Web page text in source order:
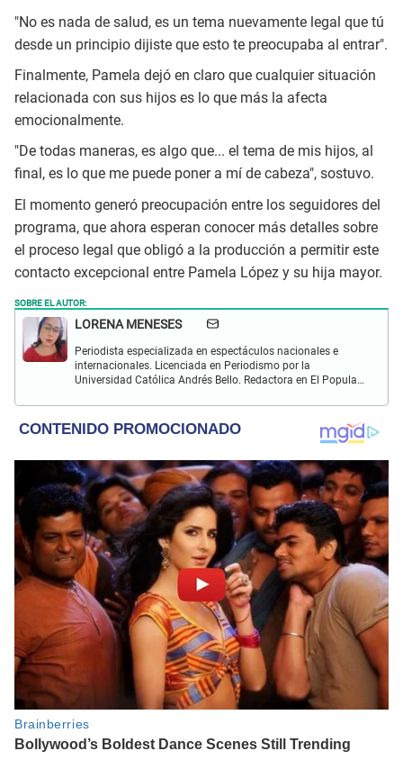
"No es nada de salud, es un tema nuevamente legal que tú
desde un principio dijiste que esto te preocupaba al entrar".
Finalmente, Pamela dejó en claro que cualquier situación
relacionada con sus hijos es lo que más la afecta
emocionalmente.
"De todas maneras, es algo que... el tema de mis hijos, al
final, es lo que me puede poner a mí de cabeza", sostuvo.
El momento generó preocupación entre los seguidores del
programa, que ahora esperan conocer más detalles sobre
el proceso legal que obligó a la producción a permitir este
contacto excepcional entre Pamela López y su hija mayor.
SOBRE EL AUTOR:
LORENA MENESES
Periodista especializada en espectáculos nacionales e
internacionales. Licenciada en Periodismo por la
Universidad Católica Andrés Bello. Redactora en El Popular.
celebridades.